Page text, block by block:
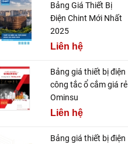
Bảng Giá Thiết Bị
Điện Chint Mới Nhất
2025
Liên hệ
Bảng giá thiết bị điện
công tắc ổ cắm giá rẻ
Ominsu
Liên hệ
Bảng giá thiết bị điện